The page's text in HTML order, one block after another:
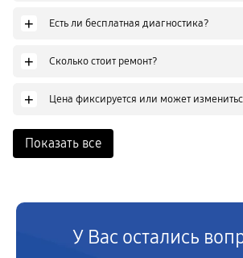
+ Есть ли бесплатная диагностика?
+ Сколько стоит ремонт?
+ Цена фиксируется или может
Показать все
У Вас остались